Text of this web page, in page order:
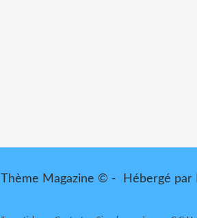
Thème Magazine © - Hébergé par